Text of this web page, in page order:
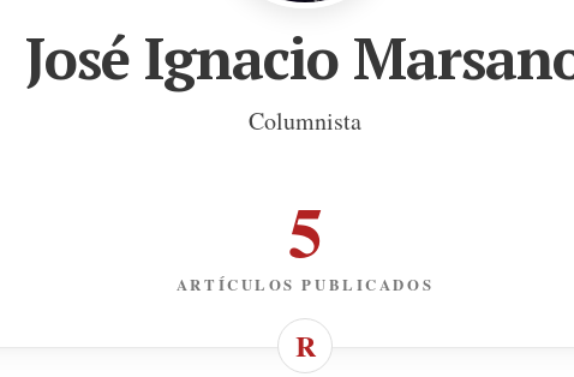
José Ignacio
Columnista
5
ARTÍCULOS PUBLICADOS